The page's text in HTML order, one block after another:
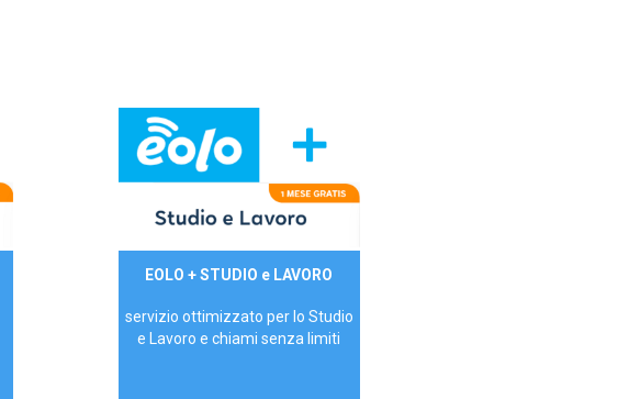
29,90€/mese
EOLO + STUDIO e LAVORO
servizio ottimizzato per lo Studio
e Lavoro e chiami senza limiti